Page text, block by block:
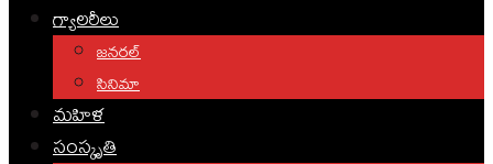
గ్యాలరీలు
జనరల్
సినిమా
మహిళ
సంస్కృతి